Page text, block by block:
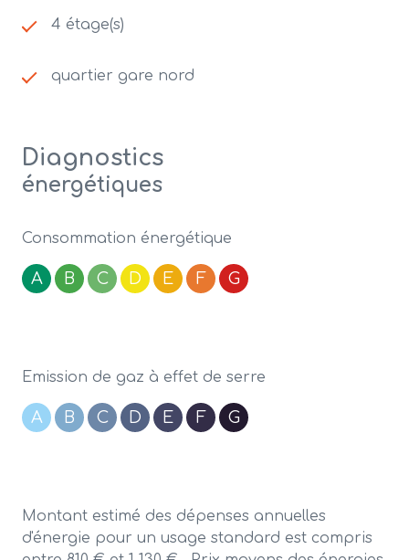
4 étage(s)
quartier gare nord
Diagnostics
énergétiques
Consommation énergétique
A B C D E F G
Emission de gaz à effet de serre
A B C D E F G
Montant estimé des dépenses annuelles
d'énergie pour un usage standard est compris